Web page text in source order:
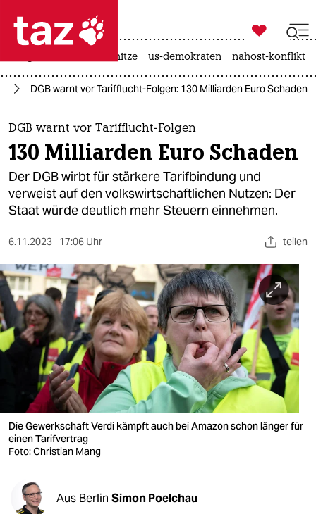
 taz zahl ich
taz zahl ich
themen
politik
öko
sport
berlin
nord
wahrheit
verlag
verlag
shop

taz zahl ich
hitze us-demokraten nahost-konflikt
DGB warnt vor Tarifflucht-Folgen: 130 Milliarden Euro Schaden
DGB warnt vor Tarifflucht-Folgen
130 Milliarden Euro Schaden
Der DGB wirbt für stärkere Tarifbindung und
verweist auf den volkswirtschaftlichen Nutzen: Der
Staat würde deutlich mehr Steuern einnehmen.
6.11.2023 17:06 Uhr teilen
Die Gewerkschaft Verdi kämpft auch bei Amazon schon länger für
einen Tarifvertrag
Foto: Christian Mang
Aus Berlin Simon Poelchau